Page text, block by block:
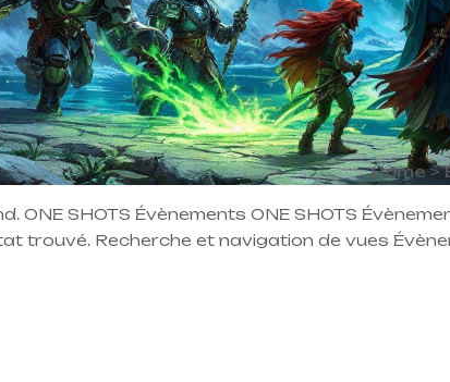
Home>
ONE SHOTS Évènements ONE SHOTS
trouvé. Recherche et navigation de vues